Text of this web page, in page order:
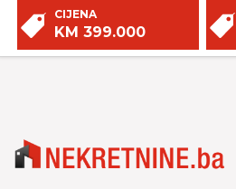
CIJENA
KM 399.000